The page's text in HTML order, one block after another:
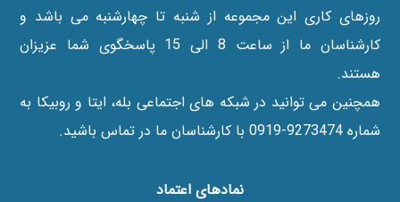
روزهای کاری این مجموعه از شنبه تا چهارشنبه می باشد و
کارشناسان ما از ساعت 8 الی 15 پاسخگوی شما عزیزان
هستند.
همچنین می توانید در شبکه های اجتماعی بله، ایتا و روبیکا به
شماره 9273474-0919 با کارشناسان ما در تماس باشید.
نماد‌های اعتماد